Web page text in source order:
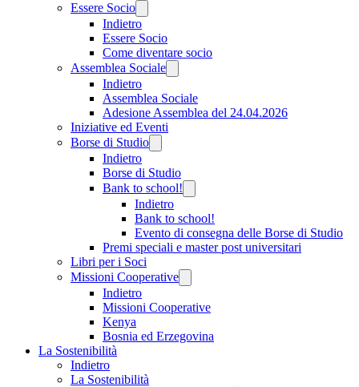
Essere Socio
Indietro
Essere Socio
Come diventare socio
Assemblea Sociale
Indietro
Assemblea Sociale
Adesione Assemblea del 24.04.2026
Iniziative ed Eventi
Borse di Studio
Indietro
Borse di Studio
Bank to school!
Indietro
Bank to school!
Evento di consegna delle Borse di Studio
Premi speciali e master post universitari
Libri per i Soci
Missioni Cooperative
Indietro
Missioni Cooperative
Kenya
Bosnia ed Erzegovina
La Sostenibilità
Indietro
La Sostenibilità